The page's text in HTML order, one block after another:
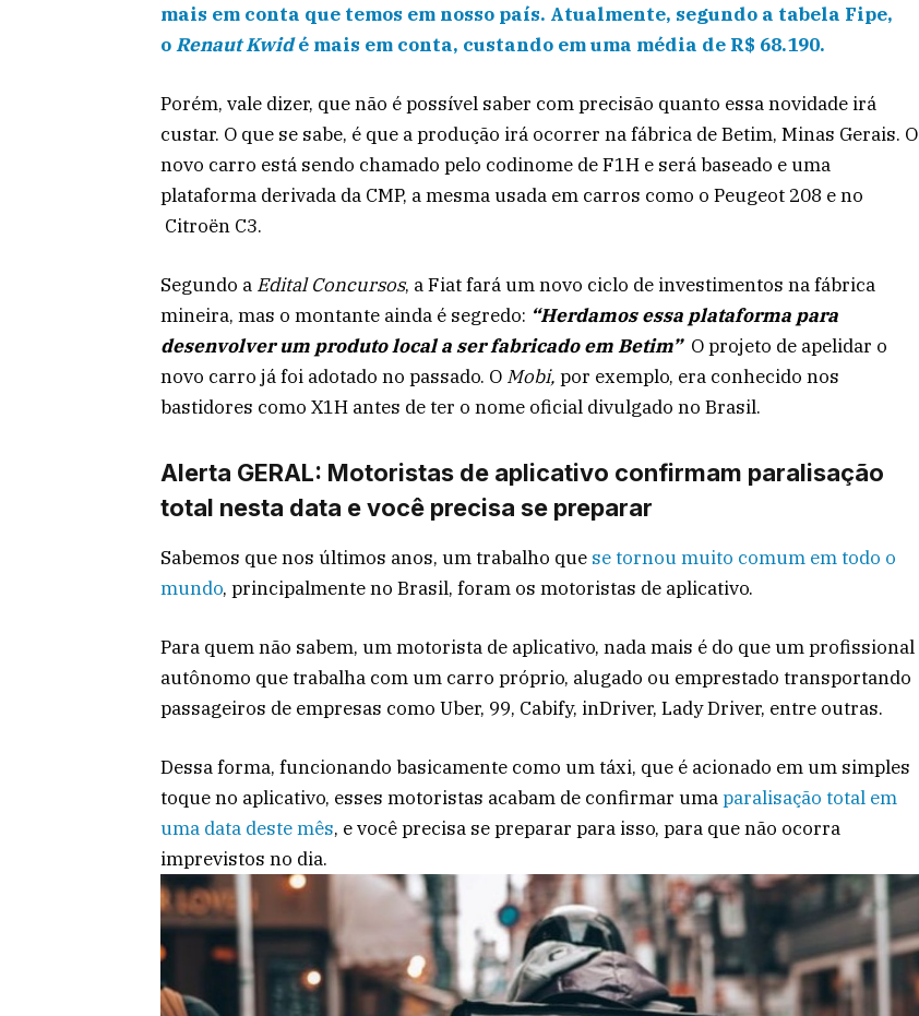
mais em conta que temos em nosso país. Atualmente, segundo a tabela Fipe,
oRenaut Kwidé mais em conta, custando em uma média de R$ 68.190.
Porém, vale dizer, que não é possível saber com precisão quanto essa novidade irá
custar. O que se sabe, é que a produção irá ocorrer na fábrica de Betim, Minas Gerais. O
novo carro está sendo chamado pelo codinome de F1H e será baseado e uma
plataforma derivada da CMP, a mesma usada em carros como o Peugeot 208 e no
Citroën C3.
Segundo a Edital Concursos, a Fiat fará um novo ciclo de investimentos na fábrica
mineira, mas o montante ainda é segredo: “Herdamos essa plataforma para
desenvolver um produto local a ser fabricado em Betim” O projeto de apelidar o
novo carro já foi adotado no passado. O Mobi, por exemplo, era conhecido nos
bastidores como X1H antes de ter o nome oficial divulgado no Brasil.
Alerta GERAL: Motoristas de aplicativo confirmam paralisação
total nesta data e você precisa se preparar
Sabemos que nos últimos anos, um trabalho que se tornou muito comum em todo o
mundo, principalmente no Brasil, foram os motoristas de aplicativo.
Para quem não sabem, um motorista de aplicativo, nada mais é do que um profissional
autônomo que trabalha com um carro próprio, alugado ou emprestado transportando
passageiros de empresas como Uber, 99, Cabify, inDriver, Lady Driver, entre outras.
Dessa forma, funcionando basicamente como um táxi, que é acionado em um simples
toque no aplicativo, esses motoristas acabam de confirmar umaparalisação total em
uma data deste mês, e você precisa se preparar para isso, para que não ocorra
imprevistos no dia.